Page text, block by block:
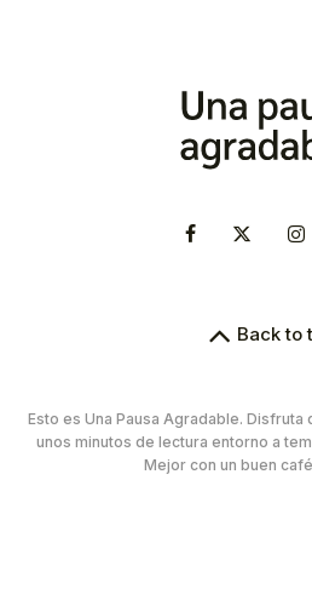
Back to
Esto es Una Pausa Agradable.
unos minutos de lectura entorno a
Mejor con un buen